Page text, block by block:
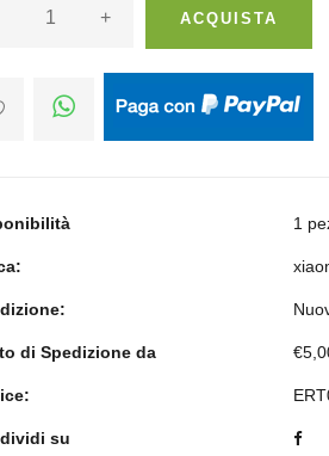
+ ACQUISTA
1
di Spedizione da
su